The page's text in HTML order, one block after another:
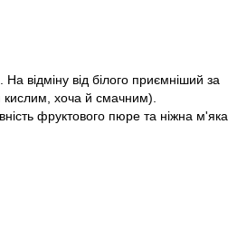
відміну від білого приємніший за
кислим, хоча й смачним).
фруктового пюре та ніжна м'яка